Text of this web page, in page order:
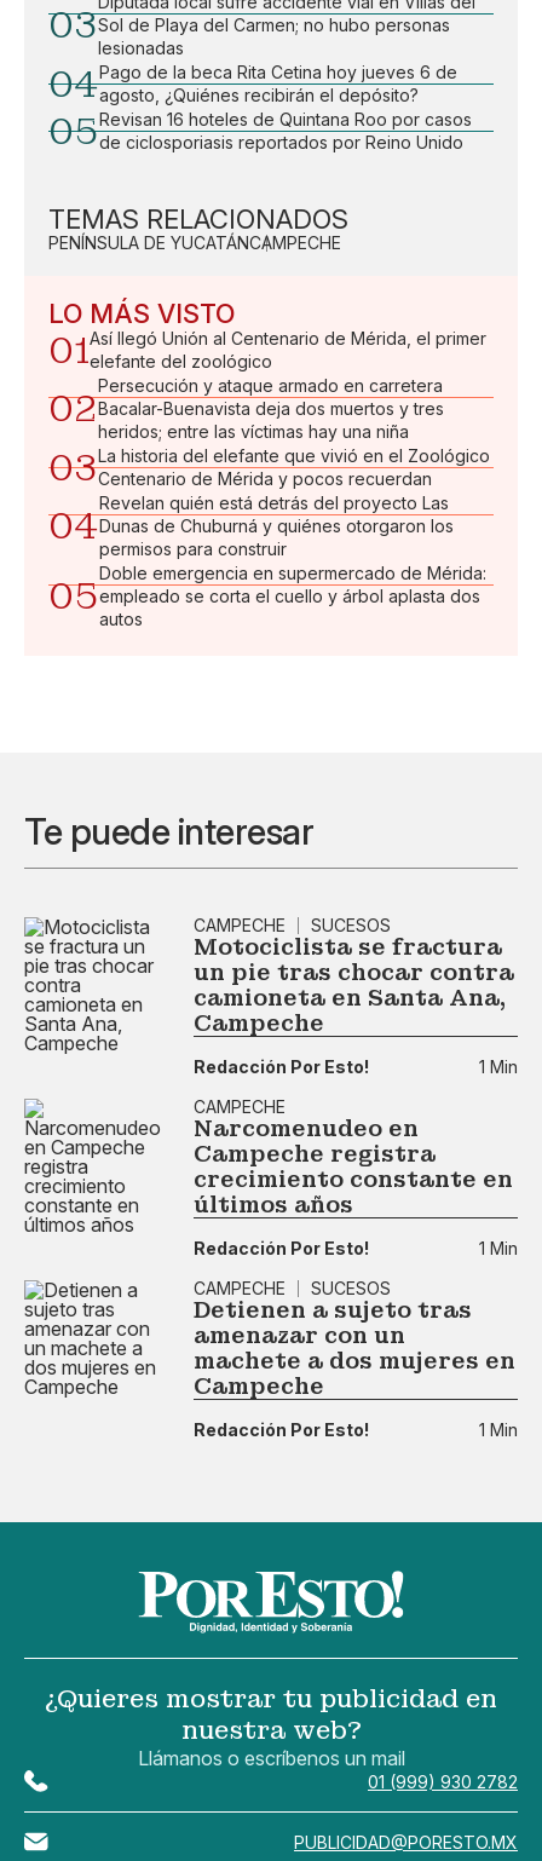
03Sol de Playa del Carmen; no hubo personas
lesionadas
04Pago de la beca Rita Cetina hoy jueves 6 de
agosto, ¿Quiénes recibirán el depósito?
05Revisan 16 hoteles de Quintana Roo por casos
de ciclosporiasis reportados por Reino Unido
TEMAS RELACIONADOS
PENÍNSULA DE YUCATÁNCAMPECHE
LO MÁS VISTO
01Así llegó Unión al Centenario de Mérida, el primer
elefante del zoológico
02
Persecución y ataque armado en carretera
Bacalar-Buenavista deja dos muertos y tres
heridos; entre las víctimas hay una niña
03La historia del elefante que vivió en el Zoológico
Centenario de Mérida y pocos recuerdan
04
Revelan quién está detrás del proyecto Las
Dunas de Chuburná y quiénes otorgaron los
permisos para construir
05
Doble emergencia en supermercado de Mérida:
empleado se corta el cuello y árbol aplasta dos
autos
Te puede interesar
CAMPECHE SUCESOS
Motociclista se fractura
un pie tras chocar contra
camioneta en Santa Ana,
Campeche
Redacción Por Esto!
1 Min
CAMPECHE
Narcomenudeo en
Campeche registra
crecimiento constante en
últimos años
Redacción Por Esto!
1 Min
CAMPECHE
SUCESOS
Detienen a sujeto tras
amenazar con un
machete a dos mujeres en
Campeche
Redacción Por Esto! 1 Min
¿Quieres mostrar tu publicidad en
nuestra web?
Llámanos o escríbenos un mail
01 (999) 930 2782
PUBLICIDAD@PORESTO.MX